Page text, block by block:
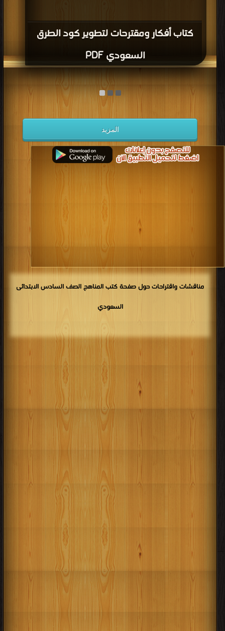
كتاب أفكار ومقترحات لتطوير كود الطرق
السعودي PDF
المزيد
مناقشات واقتراحات حول صفحة كتب المناهج الصف السادس الابتدائى
السعودي